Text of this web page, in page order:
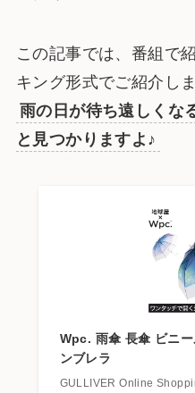
この記事では、番組で
キング形式でご紹介しま
雨の日が待ち遠しくな
と見つかりますよ♪
Wpc. 雨傘 長傘 ビニ
ンブレラ
GULLIVER Online